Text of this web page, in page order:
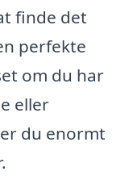
finde det
perfekte
om du har
eller
du enormt